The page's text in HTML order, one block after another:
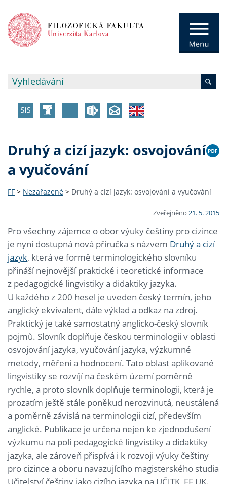
Druhý a cizí jazyk: osvojování
a vyučování
FF > Nezařazené > Druhý a cizí jazyk: osvojování a vyučování
Zveřejněno 21. 5. 2015
Pro všechny zájemce o obor výuky češtiny pro cizince
je nyní dostupná nová příručka s názvem Druhý a cizí
jazyk, která ve formě terminologického slovníku
přináší nejnovější praktické i teoretické informace
z pedagogické lingvistiky a didaktiky jazyka.
U každého z 200 hesel je uveden český termín, jeho
anglický ekvivalent, dále výklad a odkaz na zdroj.
Praktický je také samostatný anglicko-český slovník
pojmů. Slovník doplňuje českou terminologii v oblasti
osvojování jazyka, vyučování jazyka, výzkumné
metody, měření a hodnocení. Tato oblast aplikované
lingvistiky se rozvíjí na českém území poměrně
rychle, a proto slovník doplňuje terminologii, která je
prozatím ještě stále poněkud nerozvinutá, neustálená
a poměrně závislá na terminologii cizí, především
anglické. Publikace je určena nejen ke zjednodušení
výzkumu na poli pedagogické lingvistiky a didaktiky
jazyka, ale zároveň přispívá i k rozvoji výuky češtiny
pro cizince a oboru navazujícího magisterského studia